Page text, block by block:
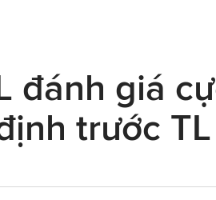
đánh giá
trước TL